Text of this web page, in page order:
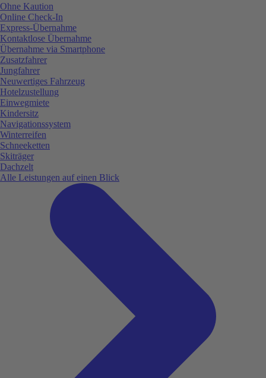
Ohne Kaution
Online Check-In
Express-Übernahme
Kontaktlose Übernahme
Übernahme via Smartphone
Zusatzfahrer
Jungfahrer
Neuwertiges Fahrzeug
Hotelzustellung
Einwegmiete
Kindersitz
Navigationssystem
Winterreifen
Schneeketten
Skiträger
Dachzelt
Alle Leistungen auf einen Blick